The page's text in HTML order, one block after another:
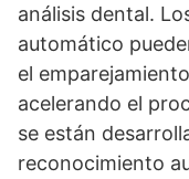
análisis dental.
automático
el
acelerando el
se están
reconocimiento